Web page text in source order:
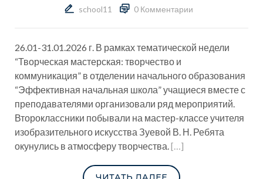
school11 0 Комментарии
26.01-31.01.2026 г. В рамках тематической недели
“Творческая мастерская: творчество и
коммуникация” в отделении начального образования
“Эффективная начальная школа” учащиеся вместе с
преподавателями организовали ряд мероприятий.
Второклассники побывали на мастер-классе учителя
изобразительного искусства Зуевой В. Н. Ребята
окунулись в атмосферу творчества.[…]